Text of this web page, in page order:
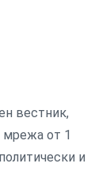
вестник,
мрежа от 1
и